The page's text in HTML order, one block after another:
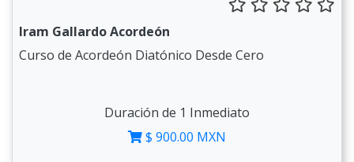
Iram Gallardo Acordeón
Curso de Acordeón Diatónico Desde Cero
Duración de 1 Inmediato
$ 900.00 MXN